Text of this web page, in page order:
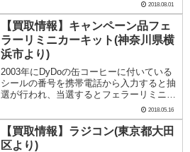
生きる私たちにとって無くてはならない
も...
2018.08.01
【買取情報】キャンペーン品フェ
ラーリミニカーキット(神奈川県横
浜市より)
2003年にDyDoの缶コーヒーに付いている
シールの番号を携帯電話から入力すると抽
選が行われ、当選するとフェラーリミニカ
ーキットがもらえるキャンペーンがありま
した。ダイドーデミタスコーヒー キャン
ペーン フェラーリミニカーキットプレゼ
ントで...
2018.05.16
【買取情報】ラジコン(東京都大田
区より)